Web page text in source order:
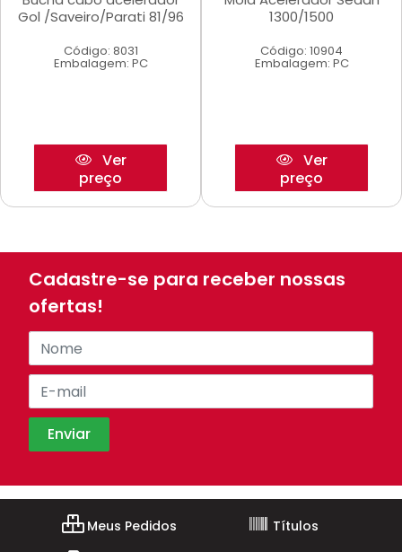
Gol /Saveiro/Parati 81/96
Código: 8031
Embalagem: PC
Ver
preço
1300/1500
Código: 10904
Embalagem: PC
Ver
preço
Cadastre-se para receber nossas
ofertas!
Meus Pedidos
Títulos